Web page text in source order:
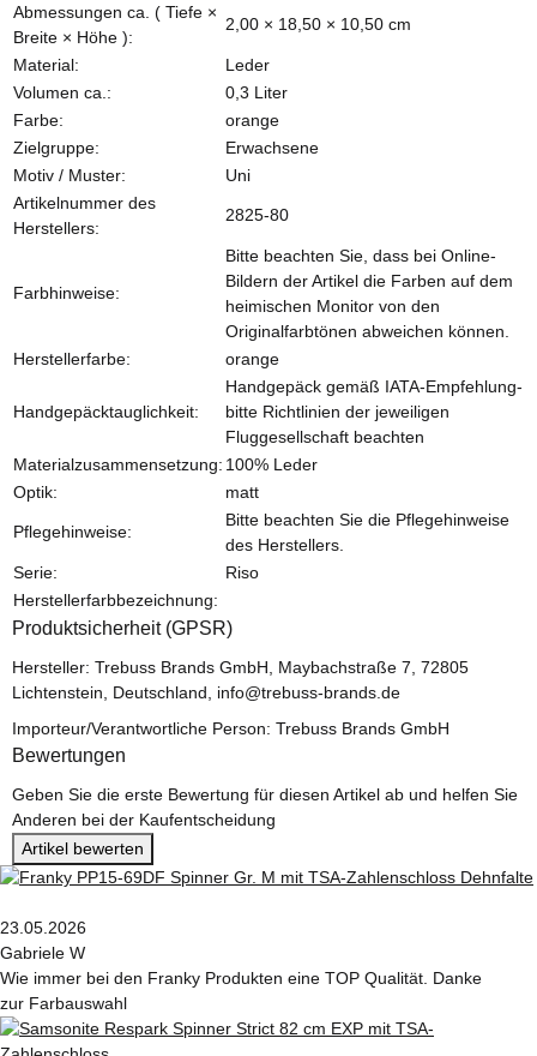
Abmessungen ca. ( Tiefe ×
Breite × Höhe ):
2,00 × 18,50 × 10,50 cm
Material:
Leder
Volumen ca.:
0,3 Liter
Farbe:
orange
Zielgruppe:
Erwachsene
Motiv / Muster:
Uni
Artikelnummer des
Herstellers:
2825-80
Farbhinweise:
Bitte beachten Sie, dass bei Online-
Bildern der Artikel die Farben auf dem
heimischen Monitor von den
Originalfarbtönen abweichen können.
Herstellerfarbe:
orange
Handgepäcktauglichkeit:
Handgepäck gemäß IATA-Empfehlung-
bitte Richtlinien der jeweiligen
Fluggesellschaft beachten
Materialzusammensetzung: 100% Leder
Optik:
matt
Pflegehinweise:
Bitte beachten Sie die Pflegehinweise
des Herstellers.
Serie:
Riso
Herstellerfarbbezeichnung:
Produktsicherheit (GPSR)
Hersteller: Trebuss Brands GmbH, Maybachstraße 7, 72805
Lichtenstein, Deutschland, info@trebuss-brands.de
Importeur/Verantwortliche Person: Trebuss Brands GmbH
Bewertungen
Geben Sie die erste Bewertung für diesen Artikel ab und helfen Sie
Anderen bei der Kaufentscheidung
Artikel bewerten
23.05.2026
Gabriele W
Wie immer bei den Franky Produkten eine TOP Qualität. Danke
zur Farbauswahl